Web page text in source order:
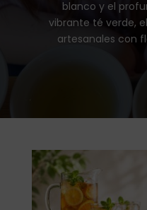
blanco y el
vibrante té verde,
artesanales con